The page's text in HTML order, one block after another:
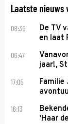
Laatste nieuws
08:36
De TV
en laat
06:47
jaar!,
17:05
16:13
'Haar